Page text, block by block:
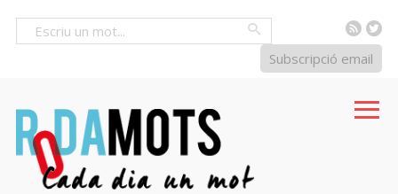
RSS
Subscripció email